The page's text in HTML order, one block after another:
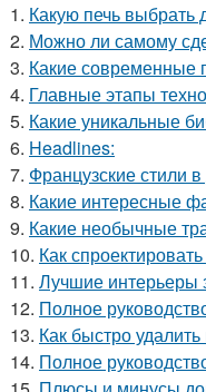
1. Какую печь выбрать
2. Можно ли самому
3. Какие современные
4. Главные этапы
5. Какие уникальные
6. Headlines:
7. Французские стили
8. Какие интересные
9. Какие необычные
10. Как
11. Лучшие интерьеры
12. Полное
13. Как быстро
14. Полное